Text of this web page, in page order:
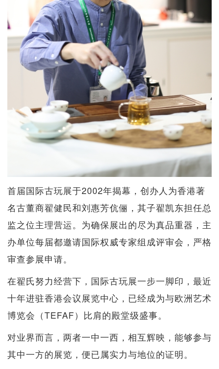
首届国际古玩展于2002年揭幕，创办人为香港著
名古董商翟健民和刘惠芳伉俪，其子翟凯东担任总
监之位主理营运。为确保展出的尽为真品重器，主
办单位每届都邀请国际权威专家组成评审会，严格
审查参展申请。
在翟氏努力经营下，国际古玩展一步一脚印，最近
十年进驻香港会议展览中心，已经成为与欧洲艺术
博览会（TEFAF）比肩的殿堂级盛事。
对业界而言，两者一中一西，相互辉映，能够参与
其中一方的展览，便已属实力与地位的证明。